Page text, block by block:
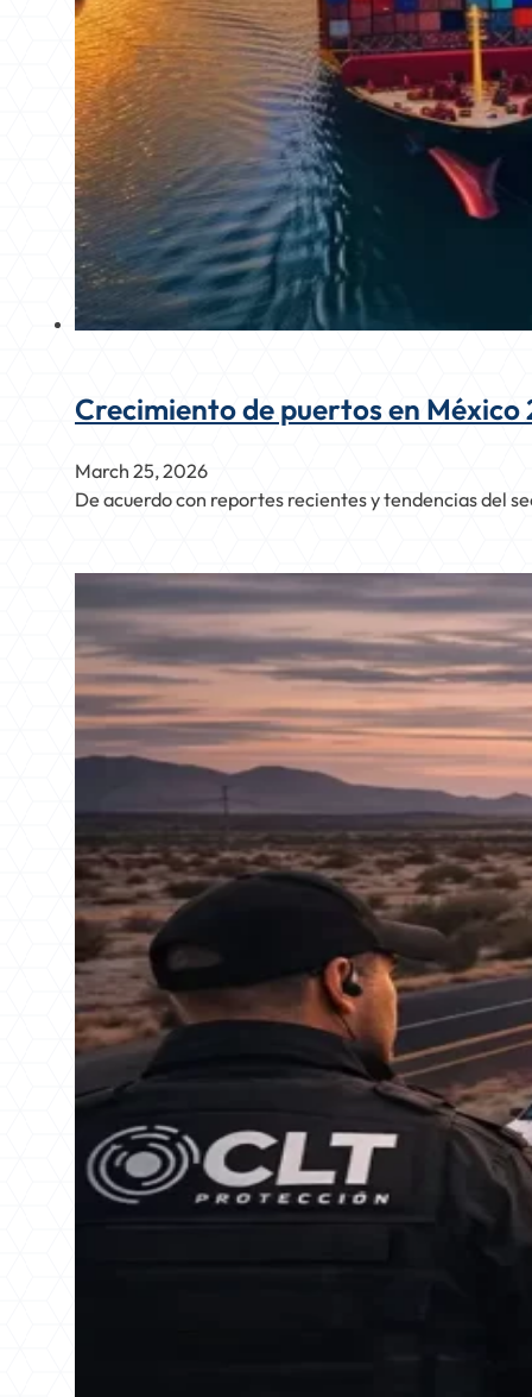
Crecimiento de puertos en
March 25, 2026
De acuerdo con reportes recientes y tendencias del